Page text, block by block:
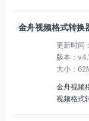
曲整理在
金舟视频格式转换
更新时间
版本：
大小：
金舟视频
视频格式